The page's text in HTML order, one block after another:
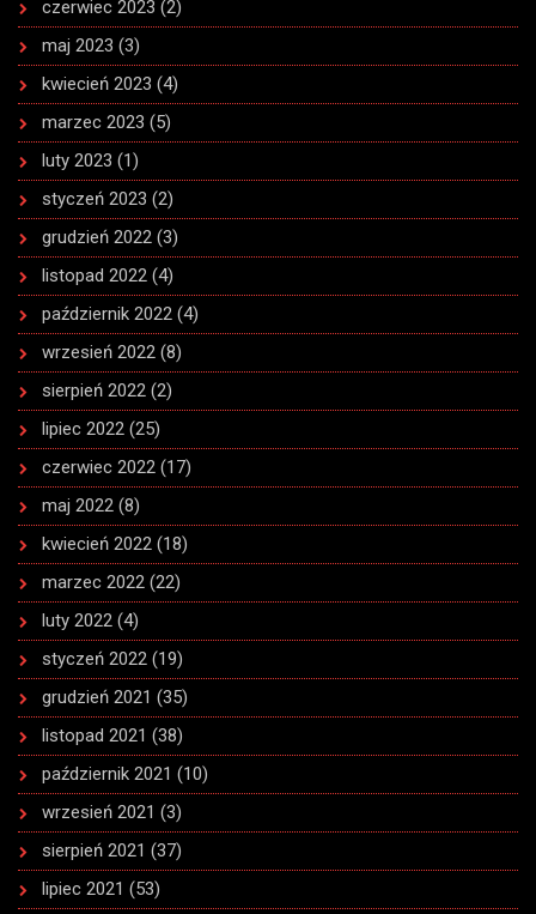
czerwiec 2023 (2)
maj 2023 (3)
kwiecień 2023 (4)
marzec 2023 (5)
luty 2023 (1)
styczeń 2023 (2)
grudzień 2022 (3)
listopad 2022 (4)
październik 2022 (4)
wrzesień 2022 (8)
sierpień 2022 (2)
lipiec 2022 (25)
czerwiec 2022 (17)
maj 2022 (8)
kwiecień 2022 (18)
marzec 2022 (22)
luty 2022 (4)
styczeń 2022 (19)
grudzień 2021 (35)
listopad 2021 (38)
październik 2021 (10)
wrzesień 2021 (3)
sierpień 2021 (37)
lipiec 2021 (53)